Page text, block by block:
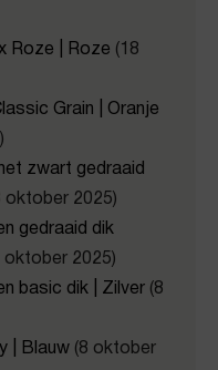
Roze | Roze (18
Grain | Oranje
zwart gedraaid
oktober 2025)
gedraaid dik
oktober 2025)
basic dik | Zilver (8
| Blauw (8 oktober